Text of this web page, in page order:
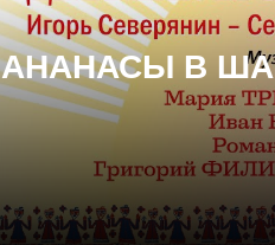
АНАНАСЫ В